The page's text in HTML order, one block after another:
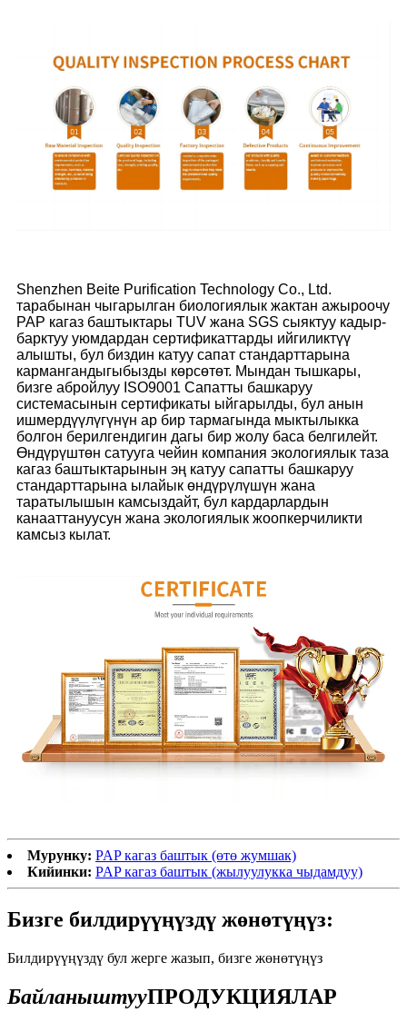
Shenzhen Beite Purification Technology Co., Ltd.
тарабынан чыгарылган биологиялык жактан ажыроочу
PAP кагаз баштыктары TUV жана SGS сыяктуу кадыр-
барктуу уюмдардан сертификаттарды ийгиликтүү
алышты, бул биздин катуу сапат стандарттарына
кармангандыгыбызды көрсөтөт. Мындан тышкары,
бизге абройлуу ISO9001 Сапатты башкаруу
системасынын сертификаты ыйгарылды, бул анын
ишмердүүлүгүнүн ар бир тармагында мыктылыкка
болгон берилгендигин дагы бир жолу баса белгилейт.
Өндүрүштөн сатууга чейин компания экологиялык таза
кагаз баштыктарынын эң катуу сапатты башкаруу
стандарттарына ылайык өндүрүлүшүн жана
таратылышын камсыздайт, бул кардарлардын
канааттануусун жана экологиялык жоопкерчиликти
камсыз кылат.
Мурунку: PAP кагаз баштык (өтө жумшак)
Кийинки: PAP кагаз баштык (жылуулукка чыдамдуу)
Бизге билдирүүңүздү жөнөтүңүз:
Билдирүүңүздү бул жерге жазып, бизге жөнөтүңүз
БайланыштууПРОДУКЦИЯЛАР